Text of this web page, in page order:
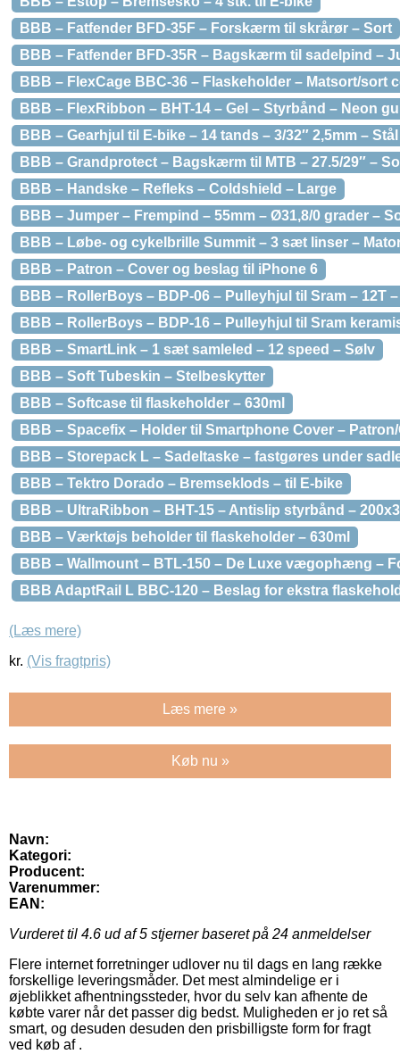
BBB – Fatfender BFD-35F – Forskærm til skrårør – Sort
BBB – Fatfender BFD-35R – Bagskærm til sadelpind –
BBB – FlexCage BBC-36 – Flaskeholder – Matsort/sort
BBB – FlexRibbon – BHT-14 – Gel – Styrbånd – Neon
BBB – Gearhjul til E-bike – 14 tands – 3/32″ 2,5mm –
BBB – Grandprotect – Bagskærm til MTB – 27.5/29″ –
BBB – Handske – Refleks – Coldshield – Large
BBB – Jumper – Frempind – 55mm – Ø31,8/0 grader –
BBB – Løbe- og cykelbrille Summit – 3 sæt linser –
BBB – Patron – Cover og beslag til iPhone 6
BBB – RollerBoys – BDP-06 – Pulleyhjul til Sram – 12T
BBB – RollerBoys – BDP-16 – Pulleyhjul til Sram
BBB – SmartLink – 1 sæt samleled – 12 speed – Sølv
BBB – Soft Tubeskin – Stelbeskytter
BBB – Softcase til flaskeholder – 630ml
BBB – Spacefix – Holder til Smartphone Cover –
BBB – Storepack L – Sadeltaske – fastgøres under
BBB – Tektro Dorado – Bremseklods – til E-bike
BBB – UltraRibbon – BHT-15 – Antislip styrbånd –
BBB – Værktøjs beholder til flaskeholder – 630ml
BBB – Wallmount – BTL-150 – De Luxe vægophæng –
BBB AdaptRail L BBC-120 – Beslag for ekstra
(Læs mere)
kr. (Vis fragtpris)
Læs mere »
Køb nu »
Navn:
Kategori:
Producent:
Varenummer:
EAN:
Vurderet til 4.6 ud af 5 stjerner baseret på 24 anmeldelser
Flere internet forretninger udlover nu til dags en lang række
forskellige leveringsmåder. Det mest almindelige er i
øjeblikket afhentningssteder, hvor du selv kan afhente de
købte varer når det passer dig bedst. Muligheden er jo ret så
smart, og desuden desuden den prisbilligste form for fragt
ved køb af .